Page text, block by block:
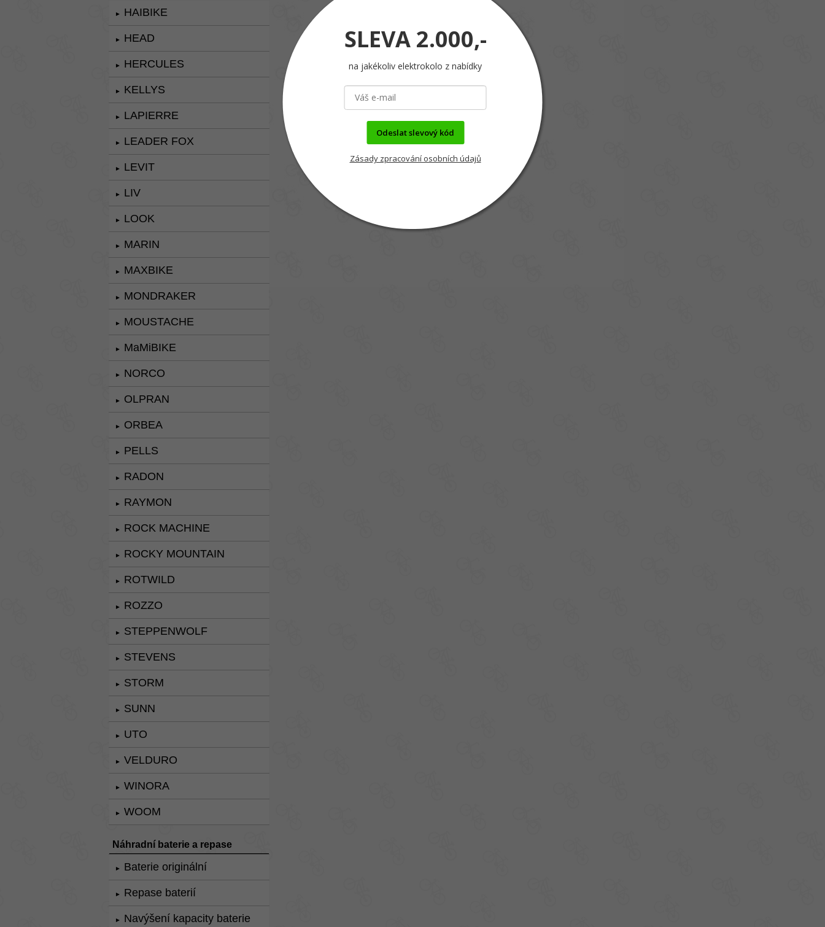
► HAIBIKE
► HEAD
► HERCULES
► KELLYS
► LAPIERRE
► LEADER FOX
► LEVIT
► LIV
► LOOK
► MARIN
► MAXBIKE
► MONDRAKER
► MOUSTACHE
► MaMiBIKE
► NORCO
► OLPRAN
► ORBEA
► PELLS
► RADON
► RAYMON
► ROCK MACHINE
► ROCKY MOUNTAIN
► ROTWILD
► ROZZO
► STEPPENWOLF
► STEVENS
► STORM
► SUNN
► UTO
► VELDURO
► WINORA
► WOOM
Náhradní baterie a repase
► Baterie originální
► Repase baterií
► Navýšení kapacity baterie
SLEVA 2.000,-
na jakékoliv elektrokolo z nabídky
Odeslat slevový kód
Zásady zpracování osobních údajů